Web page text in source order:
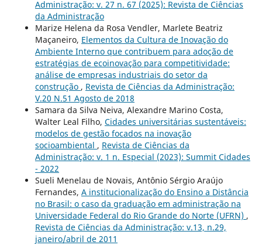
Administração: v. 27 n. 67 (2025): Revista de Ciências
da Administração
Marize Helena da Rosa Vendler, Marlete Beatriz
Maçaneiro, Elementos da Cultura de Inovação do
Ambiente Interno que contribuem para adoção de
estratégias de ecoinovação para competitividade:
análise de empresas industriais do setor da
construção , Revista de Ciências da Administração:
V.20 N.51 Agosto de 2018
Samara da Silva Neiva, Alexandre Marino Costa,
Walter Leal Filho, Cidades universitárias sustentáveis:
modelos de gestão focados na inovação
socioambiental , Revista de Ciências da
Administração: v. 1 n. Especial (2023): Summit Cidades
- 2022
Sueli Menelau de Novais, Antônio Sérgio Araújo
Fernandes, A institucionalização do Ensino a Distância
no Brasil: o caso da graduação em administração na
Universidade Federal do Rio Grande do Norte (UFRN) ,
Revista de Ciências da Administração: v.13, n.29,
janeiro/abril de 2011